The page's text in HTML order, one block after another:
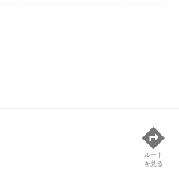
ルート
を見る